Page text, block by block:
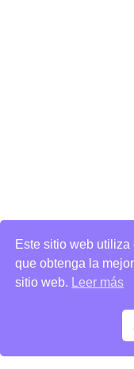
Este sitio web
que obtenga la
sitio web.
Leer más